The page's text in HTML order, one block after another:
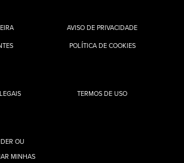
AVISO DE PRIVACIDADE
POLÍTICA DE COOKIES
TERMOS DE USO
OU
MINHAS